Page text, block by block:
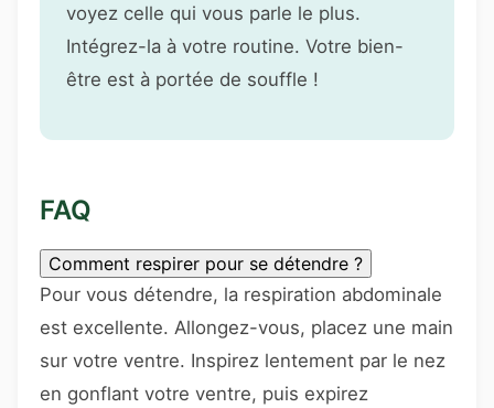
voyez celle qui vous parle le plus.
Intégrez-la à votre routine. Votre bien-
être est à portée de souffle !
FAQ
Comment respirer pour se détendre ?
Pour vous détendre, la respiration abdominale
est excellente. Allongez-vous, placez une main
sur votre ventre. Inspirez lentement par le nez
en gonflant votre ventre, puis expirez